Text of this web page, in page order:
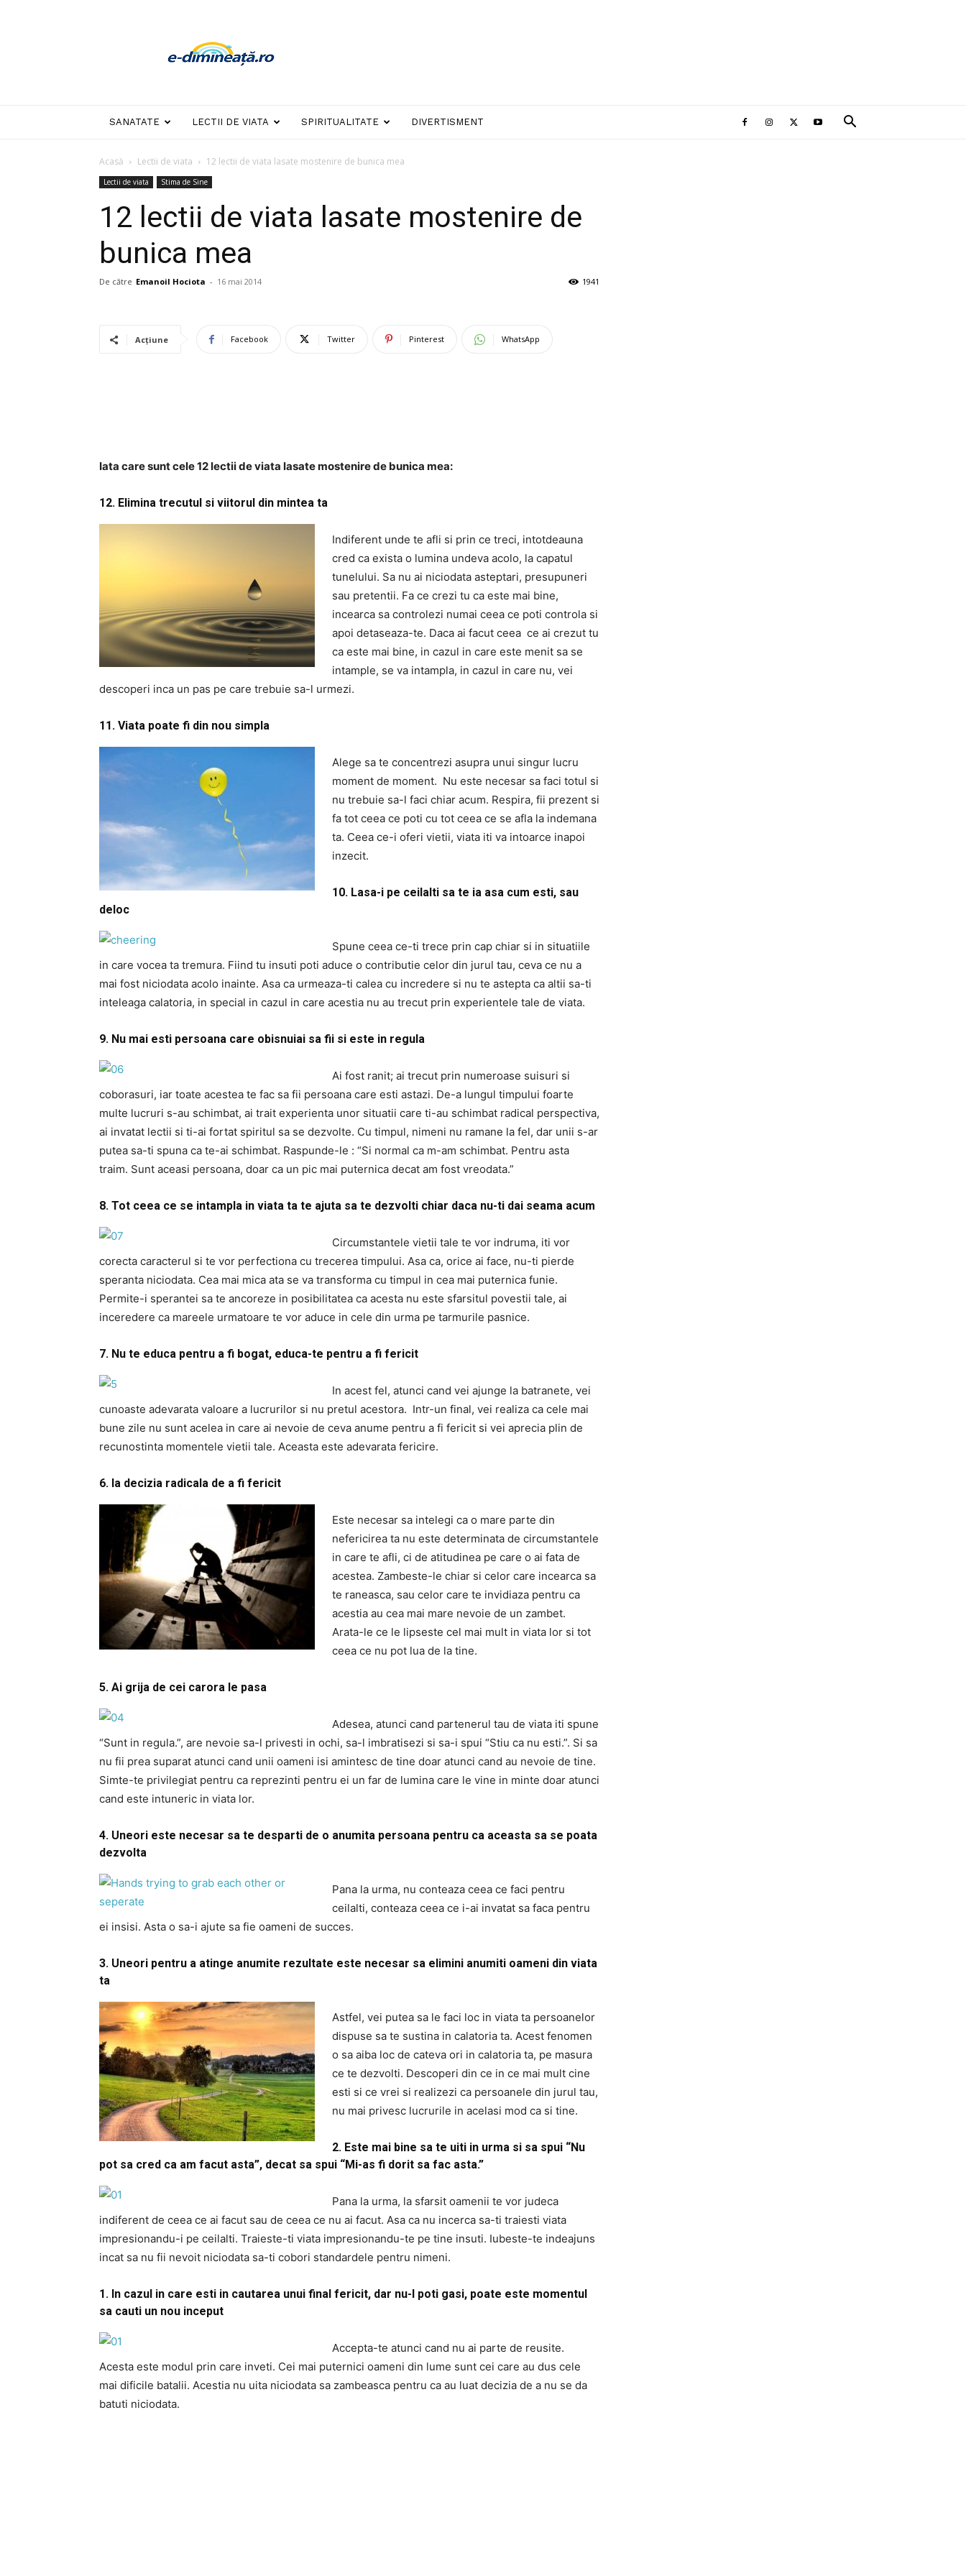
dimineata
SANATATE LECTII DE VIATA SPIRITUALITATE DIVERTISMENT
Acasă Lectii de viata 12 lectii de viata lasate mostenire de bunica mea
Lectii de viata Stima de Sine
12 lectii de viata lasate mostenire de
bunica mea
De către Emanoil Hociota - 16 mai 2014 1941
Acțiune Facebook Twitter Pinterest WhatsApp
Iata care sunt cele 12 lectii de viata lasate mostenire de bunica mea:
12. Elimina trecutul si viitorul din mintea ta
Indiferent unde te afli si prin ce treci, intotdeauna
cred ca exista o lumina undeva acolo, la capatul
tunelului. Sa nu ai niciodata asteptari, presupuneri
sau pretentii. Fa ce crezi tu ca este mai bine,
incearca sa controlezi numai ceea ce poti controla si
apoi detaseaza-te. Daca ai facut ceea ce ai crezut tu
ca este mai bine, in cazul in care este menit sa se
intample, se va intampla, in cazul in care nu, vei
descoperi inca un pas pe care trebuie sa-l urmezi.
11. Viata poate fi din nou simpla
Alege sa te concentrezi asupra unui singur lucru
moment de moment. Nu este necesar sa faci totul si
nu trebuie sa-l faci chiar acum. Respira, fii prezent si
fa tot ceea ce poti cu tot ceea ce se afla la indemana
ta. Ceea ce-i oferi vietii, viata iti va intoarce inapoi
inzecit.
10. Lasa-i pe ceilalti sa te ia asa cum esti, sau
deloc
Spune ceea ce-ti trece prin cap chiar si in situatiile
in care vocea ta tremura. Fiind tu insuti poti aduce o contributie celor din jurul tau, ceva ce nu a
mai fost niciodata acolo inainte. Asa ca urmeaza-ti calea cu incredere si nu te astepta ca altii sa-ti
inteleaga calatoria, in special in cazul in care acestia nu au trecut prin experientele tale de viata.
9. Nu mai esti persoana care obisnuiai sa fii si este in regula
Ai fost ranit; ai trecut prin numeroase suisuri si
coborasuri, iar toate acestea te fac sa fii persoana care esti astazi. De-a lungul timpului foarte
multe lucruri s-au schimbat, ai trait experienta unor situatii care ti-au schimbat radical perspectiva,
ai invatat lectii si ti-ai fortat spiritul sa se dezvolte. Cu timpul, nimeni nu ramane la fel, dar unii s-ar
putea sa-ti spuna ca te-ai schimbat. Raspunde-le : “Si normal ca m-am schimbat. Pentru asta
traim. Sunt aceasi persoana, doar ca un pic mai puternica decat am fost vreodata.”
8. Tot ceea ce se intampla in viata ta te ajuta sa te dezvolti chiar daca nu-ti dai seama acum
Circumstantele vietii tale te vor indruma, iti vor
corecta caracterul si te vor perfectiona cu trecerea timpului. Asa ca, orice ai face, nu-ti pierde
speranta niciodata. Cea mai mica ata se va transforma cu timpul in cea mai puternica funie.
Permite-i sperantei sa te ancoreze in posibilitatea ca acesta nu este sfarsitul povestii tale, ai
inceredere ca mareele urmatoare te vor aduce in cele din urma pe tarmurile pasnice.
7. Nu te educa pentru a fi bogat, educa-te pentru a fi fericit
In acest fel, atunci cand vei ajunge la batranete, vei
cunoaste adevarata valoare a lucrurilor si nu pretul acestora. Intr-un final, vei realiza ca cele mai
bune zile nu sunt acelea in care ai nevoie de ceva anume pentru a fi fericit si vei aprecia plin de
recunostinta momentele vietii tale. Aceasta este adevarata fericire.
6. Ia decizia radicala de a fi fericit
Este necesar sa intelegi ca o mare parte din
nefericirea ta nu este determinata de circumstantele
in care te afli, ci de atitudinea pe care o ai fata de
acestea. Zambeste-le chiar si celor care incearca sa
te raneasca, sau celor care te invidiaza pentru ca
acestia au cea mai mare nevoie de un zambet.
Arata-le ce le lipseste cel mai mult in viata lor si tot
ceea ce nu pot lua de la tine.
5. Ai grija de cei carora le pasa
Adesea, atunci cand partenerul tau de viata iti spune
“Sunt in regula.”, are nevoie sa-l privesti in ochi, sa-l imbratisezi si sa-i spui “Stiu ca nu esti.”. Si sa
nu fii prea suparat atunci cand unii oameni isi amintesc de tine doar atunci cand au nevoie de tine.
Simte-te privilegiat pentru ca reprezinti pentru ei un far de lumina care le vine in minte doar atunci
cand este intuneric in viata lor.
4. Uneori este necesar sa te desparti de o anumita persoana pentru ca aceasta sa se poata
dezvolta
Pana la urma, nu conteaza ceea ce faci pentru
ceilalti, conteaza ceea ce i-ai invatat sa faca pentru
ei insisi. Asta o sa-i ajute sa fie oameni de succes.
3. Uneori pentru a atinge anumite rezultate este necesar sa elimini anumiti oameni din viata
ta
Astfel, vei putea sa le faci loc in viata ta persoanelor
dispuse sa te sustina in calatoria ta. Acest fenomen
o sa aiba loc de cateva ori in calatoria ta, pe masura
ce te dezvolti. Descoperi din ce in ce mai mult cine
esti si ce vrei si realizezi ca persoanele din jurul tau,
nu mai privesc lucrurile in acelasi mod ca si tine.
2. Este mai bine sa te uiti in urma si sa spui “Nu
pot sa cred ca am facut asta”, decat sa spui “Mi-as fi dorit sa fac asta.”
Pana la urma, la sfarsit oamenii te vor judeca
indiferent de ceea ce ai facut sau de ceea ce nu ai facut. Asa ca nu incerca sa-ti traiesti viata
impresionandu-i pe ceilalti. Traieste-ti viata impresionandu-te pe tine insuti. Iubeste-te indeajuns
incat sa nu fii nevoit niciodata sa-ti cobori standardele pentru nimeni.
1. In cazul in care esti in cautarea unui final fericit, dar nu-l poti gasi, poate este momentul
sa cauti un nou inceput
Accepta-te atunci cand nu ai parte de reusite.
Acesta este modul prin care inveti. Cei mai puternici oameni din lume sunt cei care au dus cele
mai dificile batalii. Acestia nu uita niciodata sa zambeasca pentru ca au luat decizia de a nu se da
batuti niciodata.